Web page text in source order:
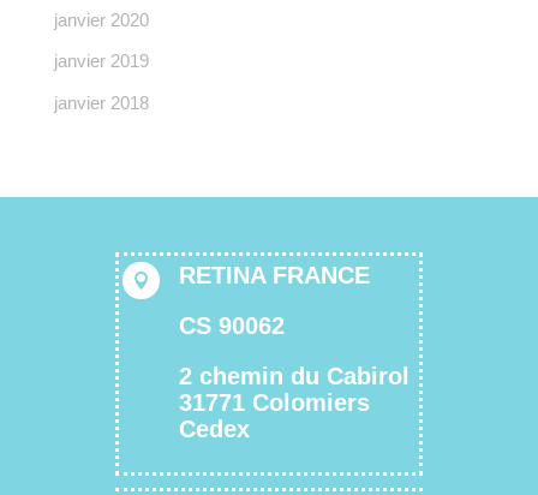
janvier 2020
janvier 2019
janvier 2018

RETINA FRANCE
CS 90062
2 chemin du Cabirol
31771 Colomiers
Cedex